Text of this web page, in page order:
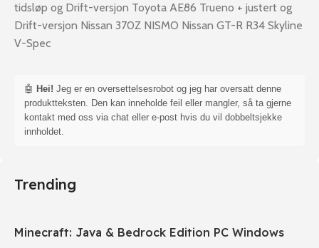
tidsløp og Drift-versjon Toyota AE86 Trueno + justert og
Drift-versjon Nissan 370Z NISMO Nissan GT-R R34 Skyline
V-Spec
🤖 Hei! Jeg er en oversettelsesrobot og jeg har oversatt denne
produktteksten. Den kan inneholde feil eller mangler, så ta gjerne
kontakt med oss via chat eller e-post hvis du vil dobbeltsjekke
innholdet.
Trending
Minecraft: Java & Bedrock Edition PC Windows